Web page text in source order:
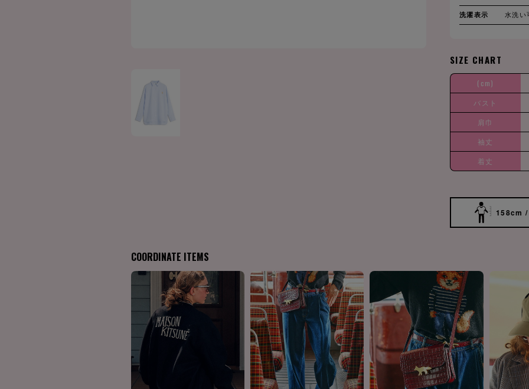
洗濯表示 水洗い
SIZE CHART
(cm)
バスト
肩巾
袖丈
着丈
158cm
COORDINATE ITEMS